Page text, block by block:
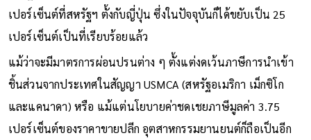
เปอร์เซ็นต์ที่สหรัฐฯ ตั้งกับญี่ปุ่น ซึ่งในปัจจุบันก็ได้ขยับเป็น 25
เปอร์เซ็นต์เป็นที่เรียบร้อยแล้ว
แม้ว่าจะมีมาตรการผ่อนปรนต่าง ๆ ตั้งแต่งดเว้นภาษีการนำเข้า
ชิ้นส่วนจากประเทศในสัญญา USMCA (สหรัฐอเมริกา เม็กซิโก
และแคนาดา) หรือ แม้แต่นโยบายค่าชดเชยภาษีมูลค่า 3.75
เปอร์เซ็นต์ของราคาขายปลีก อุตสาหกรรมยานยนต์ก็ถือเป็นอีก